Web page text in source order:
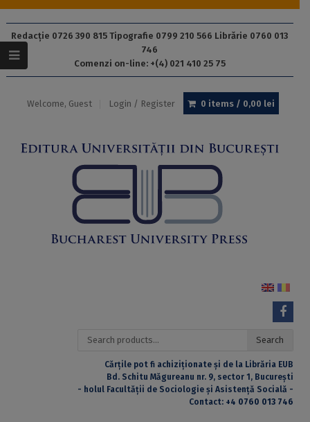
Redacție 0726 390 815 Tipografie 0799 210 566 Librărie 0760 013
746
Comenzi on-line: +(4) 021 410 25 75
Welcome, Guest Login / Register 0 items / 0,00 lei
Search
Search
Cărțile pot fi achiziționate și de la Librăria EUB
Bd. Schitu Măgureanu nr. 9, sector 1, București
- holul Facultății de Sociologie și Asistență Socială -
Contact: +4 0760 013 746